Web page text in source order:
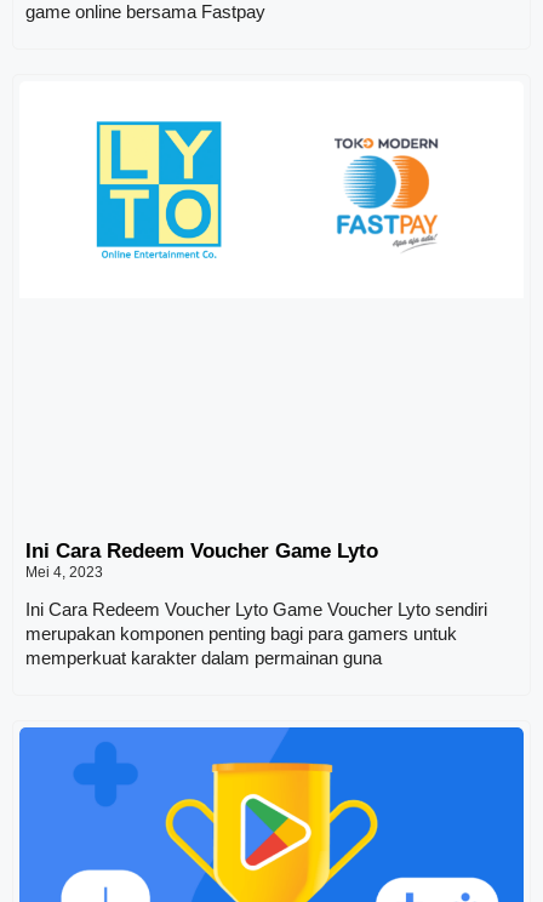
game online bersama Fastpay
Ini Cara Redeem Voucher Game Lyto
Mei 4, 2023
Ini Cara Redeem Voucher Lyto Game Voucher Lyto sendiri
merupakan komponen penting bagi para gamers untuk
memperkuat karakter dalam permainan guna